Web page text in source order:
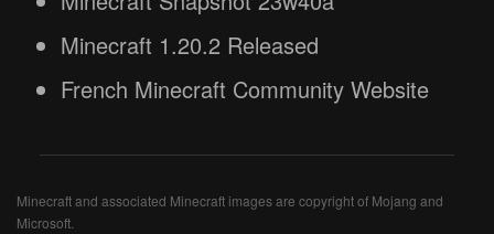
Minecraft 1.20.2 Released
French Minecraft Community Website
Minecraft and associated Minecraft images are copyright of Mojang and
Microsoft.